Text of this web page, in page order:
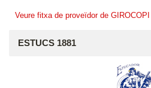
Veure fitxa de proveïdor de
ESTUCS 1881